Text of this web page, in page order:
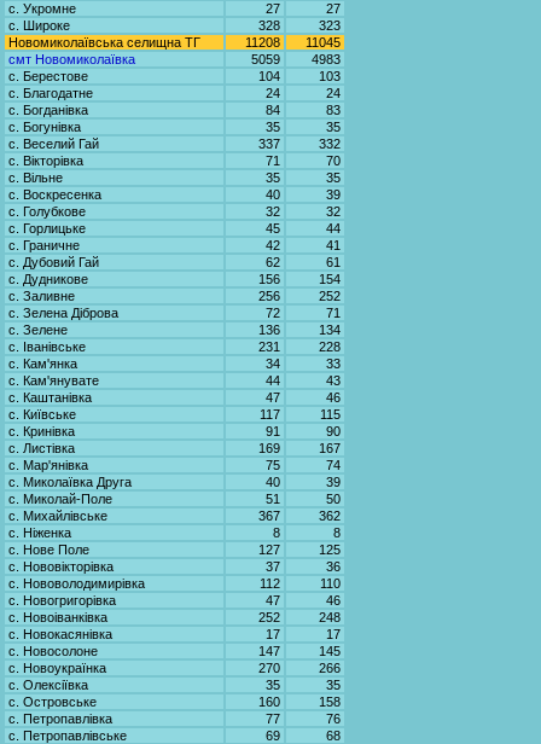
с. Укромне
27
27
с. Широке
328
323
Новомиколаївська селищна ТГ
11208
11045
смт Новомиколаївка
5059
4983
с. Берестове
104
103
с. Благодатне
24
24
с. Богданівка
84
83
с. Богунівка
35
35
с. Веселий Гай
337
332
с. Вікторівка
71
70
с. Вільне
35
35
с. Воскресенка
40
39
с. Голубкове
32
32
с. Горлицьке
45
44
с. Граничне
42
41
с. Дубовий Гай
62
61
с. Дудникове
156
154
с. Заливне
256
252
с. Зелена Діброва
72
71
с. Зелене
136
134
с. Іванівське
231
228
с. Кам'янка
34
33
с. Кам'янувате
44
43
с. Каштанівка
47
46
с. Київське
117
115
с. Кринівка
91
90
с. Листівка
169
167
с. Мар'янівка
75
74
с. Миколаївка Друга
40
39
с. Миколай-Поле
51
50
с. Михайлівське
367
362
с. Ніженка
8
8
с. Нове Поле
127
125
с. Нововікторівка
37
36
с. Нововолодимирівка
112
110
с. Новогригорівка
47
46
с. Новоіванківка
252
248
с. Новокасянівка
17
17
с. Новосолоне
147
145
с. Новоукраїнка
270
266
с. Олексіївка
35
35
с. Островське
160
158
с. Петропавлівка
77
76
с. Петропавлівське
69
68